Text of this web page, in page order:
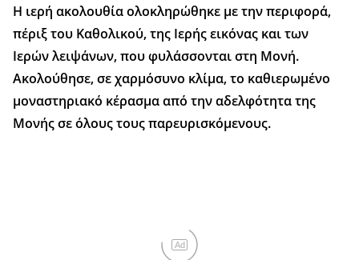
Η ιερή ακολουθία ολοκληρώθηκε με την περιφορά,
πέριξ του Καθολικού, της Ιερής εικόνας και των
Ιερών λειψάνων, που φυλάσσονται στη Μονή.
Ακολούθησε, σε χαρμόσυνο κλίμα, το καθιερωμένο
μοναστηριακό κέρασμα από την αδελφότητα της
Μονής σε όλους τους παρευρισκόμενους.
Ad